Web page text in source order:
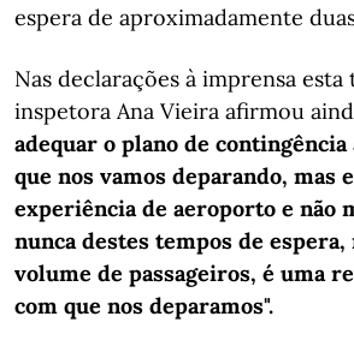
espera de aproximadamente
Nas declarações à imprensa esta
inspetora Ana Vieira afirmou
adequar o plano de
que nos vamos deparando, mas
experiência de aeroporto e não
nunca destes tempos de espera,
volume de passageiros, é uma
com que nos deparamos".